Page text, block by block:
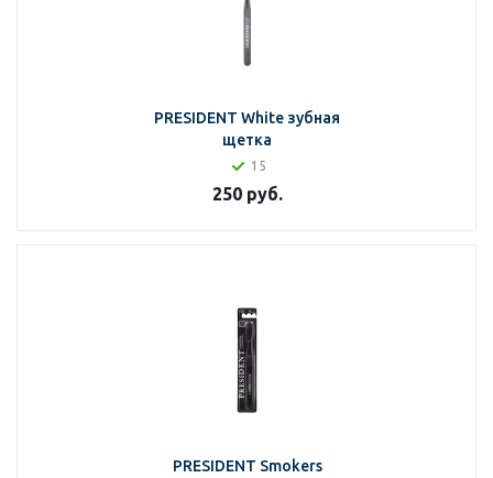
PRESIDENT White зубная
щетка
15
250руб.
PRESIDENT Smokers